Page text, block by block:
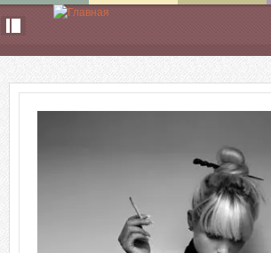
Перейти к основному содержанию